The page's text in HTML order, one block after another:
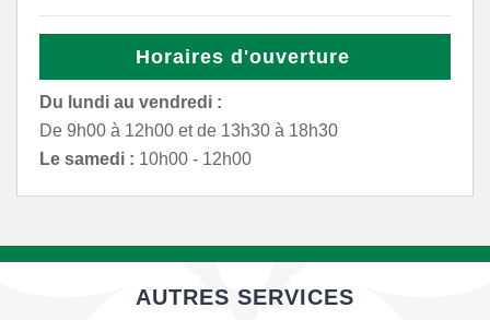
Horaires d'ouverture
Du lundi au vendredi :
De 9h00 à 12h00 et de 13h30 à 18h30
Le samedi : 10h00 - 12h00
AUTRES SERVICES